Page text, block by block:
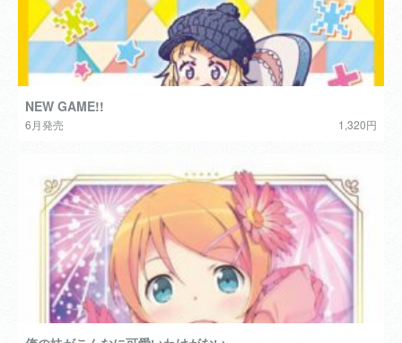
NEW GAME!!
6月発売 1,320円